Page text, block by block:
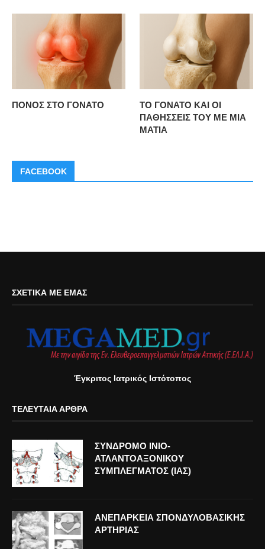
ΠΟΝΟΣ ΣΤΟ ΓΟΝΑΤΟ
ΤΟ ΓΟΝΑΤΟ ΚΑΙ ΟΙ
ΠΑΘΗΣΣΕΙΣ ΤΟΥ ΜΕ ΜΙΑ
ΜΑΤΙΑ
FACEBOOK
ΣΧΕΤΙΚΆ ΜΕ ΕΜΆΣ
Έγκριτος Ιατρικός Ιστότοπος
ΤΕΛΕΥΤΑΊΑ ΆΡΘΡΑ
ΣΥΝΔΡΟΜΟ ΙΝΙΟ-
ΑΤΛΑΝΤΟΑΞΟΝΙΚΟΥ
ΣΥΜΠΛΕΓΜΑΤΟΣ (ΙΑΣ)
ΑΝΕΠΑΡΚΕΙΑ ΣΠΟΝΔΥΛΟΒΑΣΙΚΗΣ
ΑΡΤΗΡΙΑΣ